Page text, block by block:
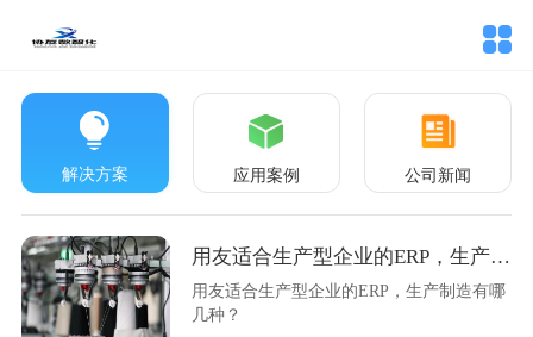
解决方案 应用案例 公司新闻
用友适合生产型企业的ERP，生产制造有哪几种？
用友适合生产型企业的ERP，生产制造有哪
几种？